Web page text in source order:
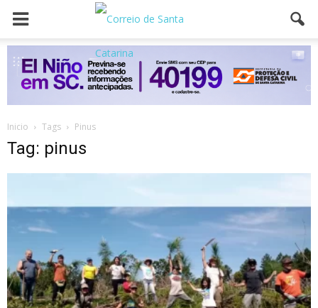
Inicio Tags Pinus
Tag: pinus